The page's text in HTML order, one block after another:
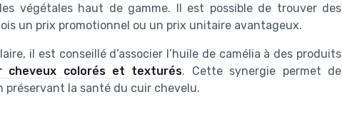
végétales haut de gamme. Il est possible de trouver des
un prix promotionnel ou un prix unitaire avantageux.
il est conseillé d’associer l’huile de camélia à des produits
cheveux colorés et texturés. Cette synergie permet de
la santé du cuir chevelu.